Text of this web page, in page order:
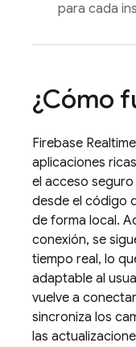
para cada
¿Cómo
Firebase
aplicaciones
el acceso
desde el código
de forma local.
conexión, se
tiempo real, lo
adaptable al
vuelve a
sincroniza los
las